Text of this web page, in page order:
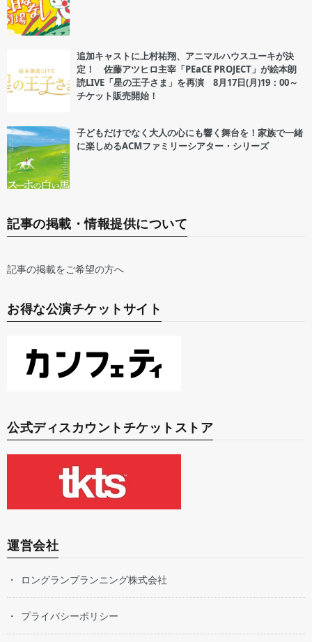
追加キャストに上村祐翔、アニマルハウスユーキが決
定！ 佐藤アツヒロ主宰「PEaCE PROJECT」が絵本朗
読LIVE「星の王子さま」を再演 8月17日(月)19：00～
チケット販売開始！
子どもだけでなく大人の心にも響く舞台を！家族で一緒
に楽しめるACMファミリーシアター・シリーズ
記事の掲載・情報提供について
記事の掲載をご希望の方へ
お得な公演チケットサイト
公式ディスカウントチケットストア
運営会社
ロングランプランニング株式会社
プライバシーポリシー